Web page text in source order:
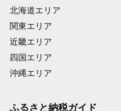
北海道エリア
関東エリア
近畿エリア
四国エリア
沖縄エリア
ふるさと納税ガイド